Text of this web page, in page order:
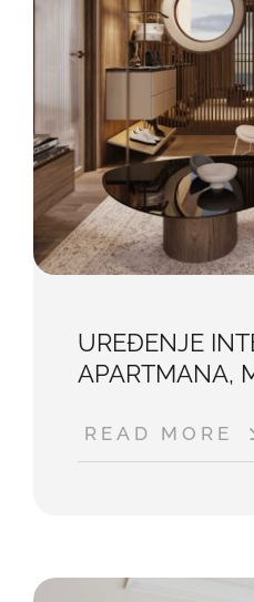
UREĐENJE
APARTMANA,
READ MORE